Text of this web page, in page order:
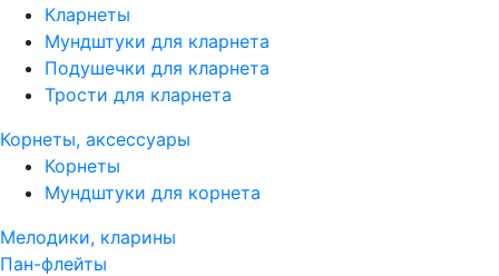
Кларнеты
Мундштуки для кларнета
Подушечки для кларнета
Трости для кларнета
Корнеты, аксессуары
Корнеты
Мундштуки для корнета
Мелодики, кларины
Пан-флейты